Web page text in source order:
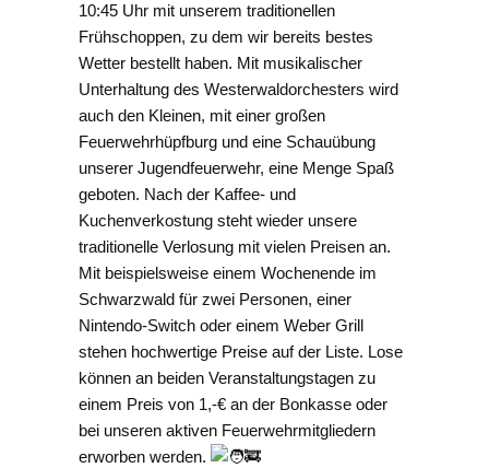
10:45 Uhr mit unserem traditionellen
Frühschoppen, zu dem wir bereits bestes
Wetter bestellt haben. Mit musikalischer
Unterhaltung des Westerwaldorchesters wird
auch den Kleinen, mit einer großen
Feuerwehrhüpfburg und eine Schauübung
unserer Jugendfeuerwehr, eine Menge Spaß
geboten. Nach der Kaffee- und
Kuchenverkostung steht wieder unsere
traditionelle Verlosung mit vielen Preisen an.
Mit beispielsweise einem Wochenende im
Schwarzwald für zwei Personen, einer
Nintendo-Switch oder einem Weber Grill
stehen hochwertige Preise auf der Liste. Lose
können an beiden Veranstaltungstagen zu
einem Preis von 1,-€ an der Bonkasse oder
bei unseren aktiven Feuerwehrmitgliedern
erworben werden.